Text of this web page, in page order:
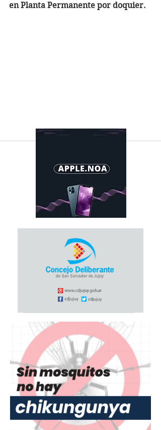
en Planta Permanente por doquier.